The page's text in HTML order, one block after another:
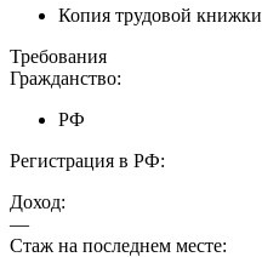
Копия трудовой книжки
Требования
Гражданство:
РФ
Регистрация в РФ:
Доход:
—
Стаж на последнем месте: